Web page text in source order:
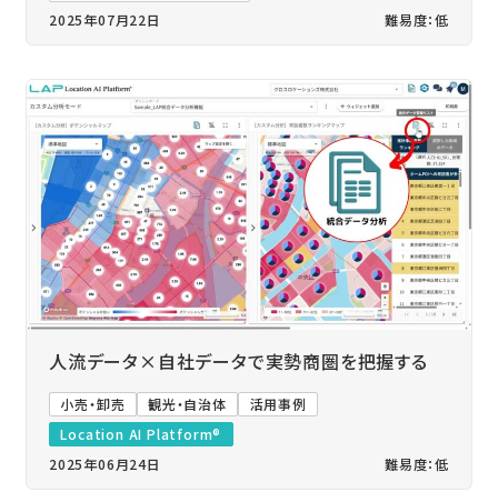
2025年07月22日
難易度：低
人流データ×自社データで実勢商圏を把握する
小売・卸売 観光・自治体
活用事例
Location AI Platform®
2025年06月24日
難易度：低